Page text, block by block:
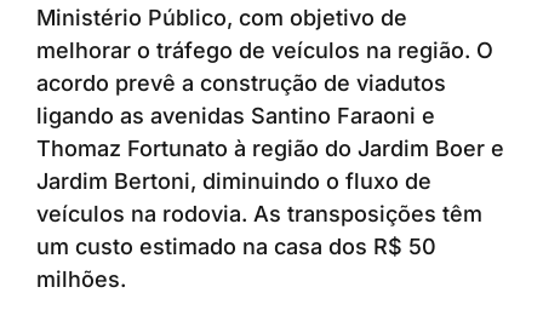
Ministério Público, com objetivo de
melhorar o tráfego de veículos na região. O
acordo prevê a construção de viadutos
ligando as avenidas Santino Faraoni e
Thomaz Fortunato à região do Jardim Boer e
Jardim Bertoni, diminuindo o fluxo de
veículos na rodovia. As transposições têm
um custo estimado na casa dos R$ 50
milhões.